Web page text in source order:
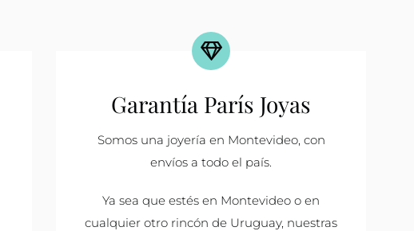
Garantía París Joyas
Somos una joyería en Montevideo, con
envíos a todo el país.
Ya sea que estés en Montevideo o en
cualquier otro rincón de Uruguay, nuestras